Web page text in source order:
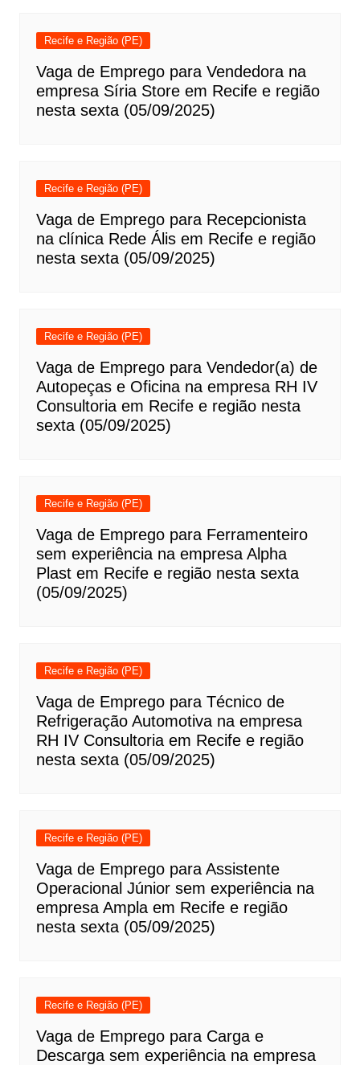
Recife e Região (PE)
Vaga de Emprego para Vendedora na
empresa Síria Store em Recife e região
nesta sexta (05/09/2025)
Recife e Região (PE)
Vaga de Emprego para Recepcionista
na clínica Rede Ális em Recife e região
nesta sexta (05/09/2025)
Recife e Região (PE)
Vaga de Emprego para Vendedor(a) de
Autopeças e Oficina na empresa RH IV
Consultoria em Recife e região nesta
sexta (05/09/2025)
Recife e Região (PE)
Vaga de Emprego para Ferramenteiro
sem experiência na empresa Alpha
Plast em Recife e região nesta sexta
(05/09/2025)
Recife e Região (PE)
Vaga de Emprego para Técnico de
Refrigeração Automotiva na empresa
RH IV Consultoria em Recife e região
nesta sexta (05/09/2025)
Recife e Região (PE)
Vaga de Emprego para Assistente
Operacional Júnior sem experiência na
empresa Ampla em Recife e região
nesta sexta (05/09/2025)
Recife e Região (PE)
Vaga de Emprego para Carga e
Descarga sem experiência na empresa